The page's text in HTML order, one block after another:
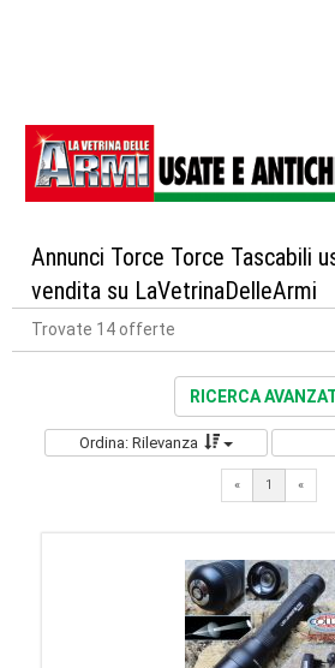
Annunci Torce Torce Tascabili
vendita su LaVetrinaDelleArmi
Trovate 14 offerte
RICERCA
Ordina: Rilevanza
« 1 «